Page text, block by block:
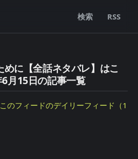
検索 RSS
めに【全話ネタバレ】はこ
月15日の記事一覧
このフィードのデイリーフィード（1